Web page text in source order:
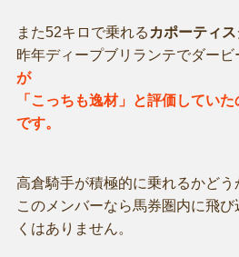
また52キロで乗れる カポーティ
昨年ディープブリランテでダービ
が
「こっちも逸材」と評価してい
です。
高倉騎手が積極的に乗れるかどう
このメンバーなら馬券圏内に飛
くはありません。